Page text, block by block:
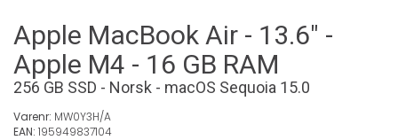
Apple MacBook Air - 13.6" -
Apple M4 - 16 GB RAM
256 GB SSD - Norsk - macOS Sequoia 15.0
Varenr: MW0Y3H/A
EAN: 195949837104